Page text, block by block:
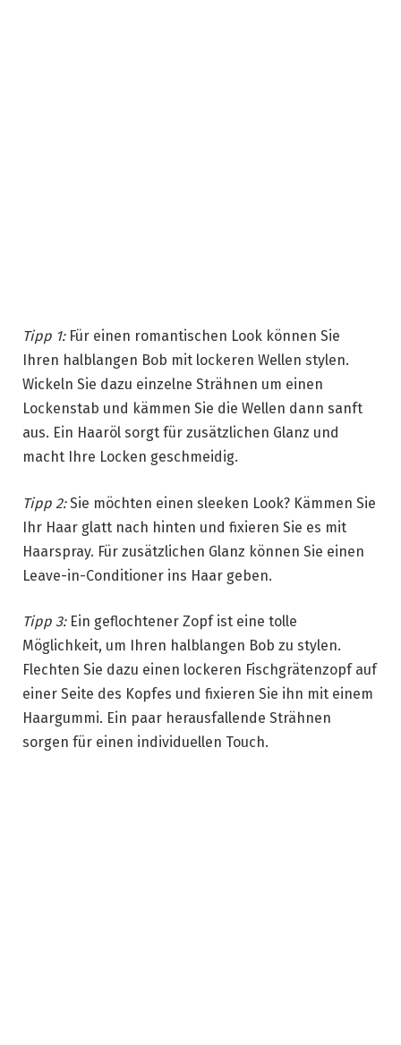
Tipp 1:Für einen romantischen Look können Sie
Ihren halblangen Bob mit lockeren Wellen stylen.
Wickeln Sie dazu einzelne Strähnen um einen
Lockenstab und kämmen Sie die Wellen dann sanft
aus. Ein Haaröl sorgt für zusätzlichen Glanz und
macht Ihre Locken geschmeidig.
Tipp 2:Sie möchten einen sleeken Look? Kämmen Sie
Ihr Haar glatt nach hinten und fixieren Sie es mit
Haarspray. Für zusätzlichen Glanz können Sie einen
Leave-in-Conditioner ins Haar geben.
Tipp 3:Ein geflochtener Zopf ist eine tolle
Möglichkeit, um Ihren halblangen Bob zu stylen.
Flechten Sie dazu einen lockeren Fischgrätenzopf auf
einer Seite des Kopfes und fixieren Sie ihn mit einem
Haargummi. Ein paar herausfallende Strähnen
sorgen für einen individuellen Touch.